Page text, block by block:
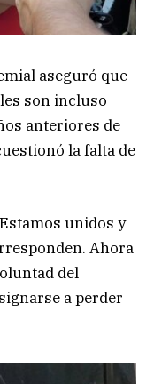
aseguró que
son incluso
anteriores de
la falta de
unidos y
Ahora
del
a perder